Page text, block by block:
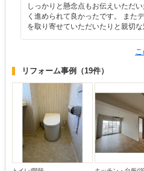
しっかりと懸念点もお伝えいただ
く進められて良かったです。 また
を取り寄せていただいたりと親切
リフォーム事例 （19件）